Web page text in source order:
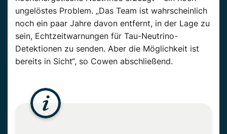
ungelöstes Problem. „Das Team ist wahrscheinlich
noch ein paar Jahre davon entfernt, in der Lage zu
sein, Echtzeitwarnungen für Tau-Neutrino-
Detektionen zu senden. Aber die Möglichkeit ist
bereits in Sicht“, so Cowen abschließend.